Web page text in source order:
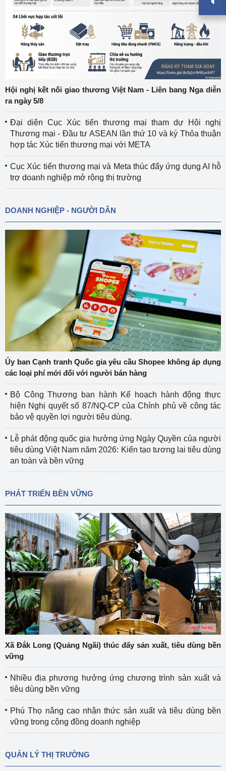
Hội nghị kết nối giao thương Việt Nam - Liên bang Nga diễn
ra ngày 5/8
Đại diện Cục Xúc tiến thương mại tham dự Hội nghị
Thương mại - Đầu tư ASEAN lần thứ 10 và ký Thỏa thuận
hợp tác Xúc tiến thương mại với META
Cục Xúc tiến thương mại và Meta thúc đẩy ứng dụng AI hỗ
trợ doanh nghiệp mở rộng thị trường
DOANH NGHIỆP - NGƯỜI DÂN
Ủy ban Cạnh tranh Quốc gia yêu cầu Shopee không áp dụng
các loại phí mới đối với người bán hàng
Bộ Công Thương ban hành Kế hoạch hành động thực
hiện Nghị quyết số 87/NQ-CP của Chính phủ về công tác
bảo vệ quyền lợi người tiêu dùng.
Lễ phát động quốc gia hưởng ứng Ngày Quyền của người
tiêu dùng Việt Nam năm 2026: Kiến tạo tương lai tiêu dùng
an toàn và bền vững
PHÁT TRIỂN BỀN VỮNG
Xã Đắk Long (Quảng Ngãi) thúc đẩy sản xuất, tiêu dùng bền
vững
Nhiều địa phương hưởng ứng chương trình sản xuất và
tiêu dùng bền vững
Phú Thọ nâng cao nhận thức sản xuất và tiêu dùng bền
vững trong cộng đồng doanh nghiệp
QUẢN LÝ THỊ TRƯỜNG